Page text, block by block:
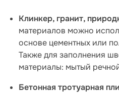
Клинкер, гранит,
материалов можно
основе цементных или
Также для заполнения
материалы: мытый
Бетонная тротуарная